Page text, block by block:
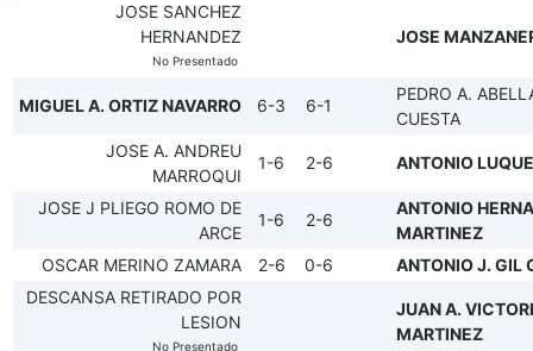
JOSE SANCHEZ
HERNANDEZ
No Presentado
JOSE
MIGUEL A. ORTIZ NAVARRO 6-3 6-1
PEDRO A.
CUESTA
JOSE A. ANDREU
MARROQUI
1-6 2-6 ANTONIO
JOSE J PLIEGO ROMO DE
ARCE
1-6 2-6
ANTONIO
MARTINEZ
OSCAR MERINO ZAMARA
2-6 0-6
ANTONIO J. GIL
DESCANSA RETIRADO POR
LESION
No Presentado
JUAN A.
MARTINEZ